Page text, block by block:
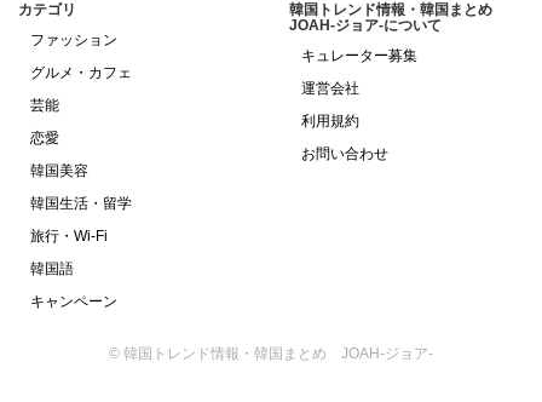
カテゴリ
ファッション
グルメ・カフェ
芸能
恋愛
韓国美容
韓国生活・留学
旅行・Wi-Fi
韓国語
キャンペーン
韓国トレンド情報・韓国まとめ
JOAH-ジョア-について
キュレーター募集
運営会社
利用規約
お問い合わせ
© 韓国トレンド情報・韓国まとめ JOAH-ジョア-